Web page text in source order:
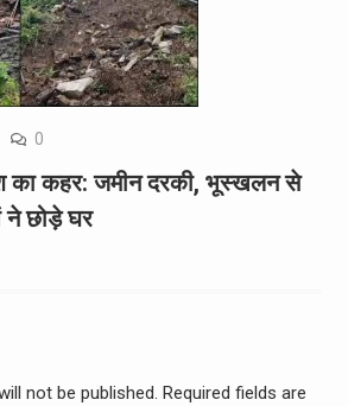
0
का कहर: जमीन दरकी, भूस्खलन से
ने छोड़े घर
not be published. Required fields are